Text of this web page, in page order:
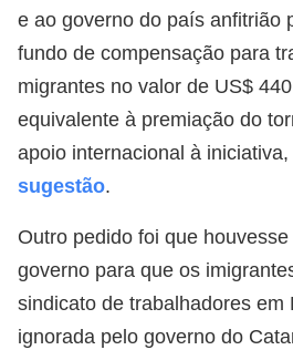
e ao governo do país anfitrião
fundo de compensação para
migrantes no valor de US$
equivalente à premiação do
apoio internacional à iniciativa,
sugestão.
Outro pedido foi que
governo para que os
sindicato de trabalhadores em
ignorada pelo governo do